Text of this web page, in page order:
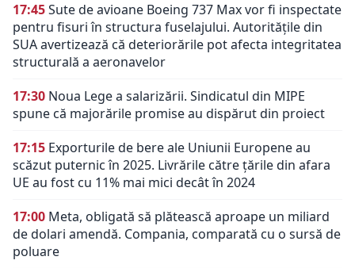
17:45Sute de avioane Boeing 737 Max vor fi inspectate
pentru fisuri în structura fuselajului. Autoritățile din
SUA avertizează că deteriorările pot afecta integritatea
structurală a aeronavelor
17:30 Noua Lege a salarizării. Sindicatul din MIPE
spune că majorările promise au dispărut din proiect
17:15 Exporturile de bere ale Uniunii Europene au
scăzut puternic în 2025. Livrările către țările din afara
UE au fost cu 11% mai mici decât în 2024
17:00 Meta, obligată să plătească aproape un miliard
de dolari amendă. Compania, comparată cu o sursă de
poluare